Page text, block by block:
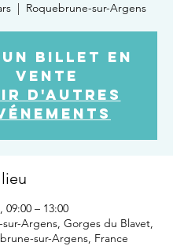
  |
Roquebrune-sur-Argens
billet en
vente
d'autres
09:00 – 13:00
Argens, Gorges du Blavet,
sur-Argens, France